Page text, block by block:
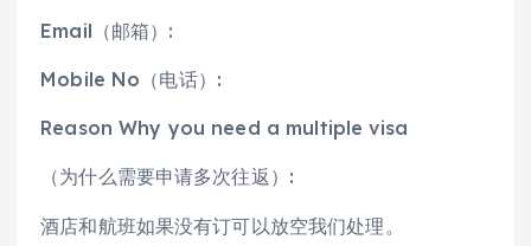
Email（邮箱）:
Mobile No（电话）:
Reason Why you need a multiple visa
（为什么需要申请多次往返）:
酒店和航班如果没有订可以放空我们处理。